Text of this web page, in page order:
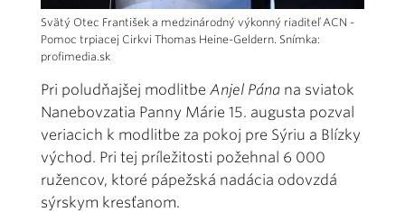
Svätý Otec František a medzinárodný výkonný riaditeľ ACN -
Pomoc trpiacej Cirkvi Thomas Heine-Geldern. Snímka:
profimedia.sk
Pri poludňajšej modlitbe Anjel Pána na sviatok
Nanebovzatia Panny Márie 15. augusta pozval
veriacich k modlitbe za pokoj pre Sýriu a Blízky
východ. Pri tej príležitosti požehnal 6 000
ružencov, ktoré pápežská nadácia odovzdá
sýrskym kresťanom.